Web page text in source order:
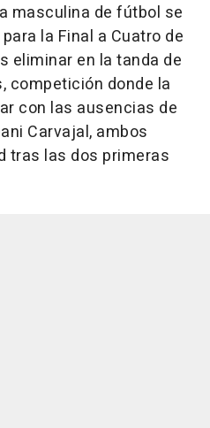
masculina de fútbol se
la Final a Cuatro de
eliminar en la tanda de
competición donde la
con las ausencias de
Carvajal, ambos
tras las dos primeras